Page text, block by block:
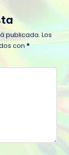
publicada. Los
con *